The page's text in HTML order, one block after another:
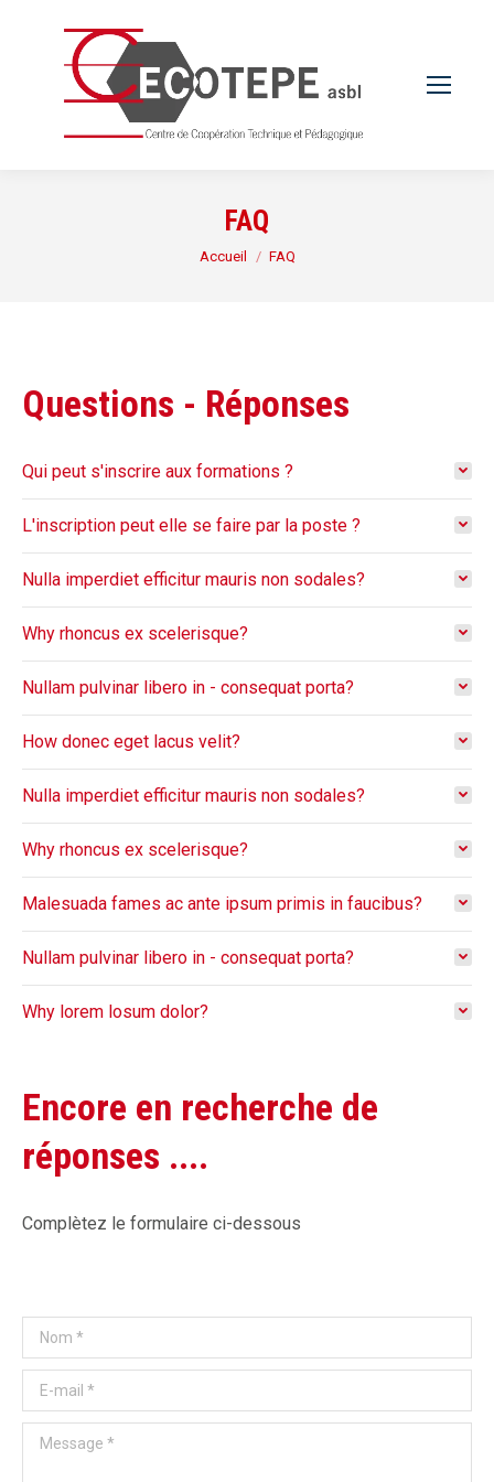
FAQ
Vous êtes ici :
Accueil FAQ
Questions - Réponses
Qui peut s'inscrire aux formations ?
L'inscription peut elle se faire par la poste ?
Nulla imperdiet efficitur mauris non sodales?
Why rhoncus ex scelerisque?
Nullam pulvinar libero in - consequat porta?
How donec eget lacus velit?
Nulla imperdiet efficitur mauris non sodales?
Why rhoncus ex scelerisque?
Malesuada fames ac ante ipsum primis in faucibus?
Nullam pulvinar libero in - consequat porta?
Why lorem losum dolor?
Encore en recherche de
réponses ....
Complètez le formulaire ci-dessous
Nom *
E-mail *
Message *